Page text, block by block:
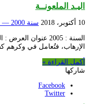
اليـد الملعونــة
10 أكتوبر، 2018 سنة 2000 — سنة 2009
السنة : 2005
الإرهاب، فتُعامل في وكرهم
أكمل القراءة »
شاركها
Facebook
Twitter